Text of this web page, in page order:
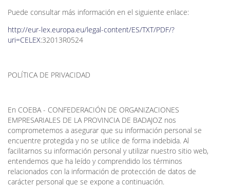
Puede consultar más información en el siguiente enlace:
http://eur-lex.europa.eu/legal-content/ES/TXT/PDF/?
uri=CELEX:32013R0524
POLÍTICA DE PRIVACIDAD
En COEBA - CONFEDERACIÓN DE ORGANIZACIONES
EMPRESARIALES DE LA PROVINCIA DE BADAJOZ nos
comprometemos a asegurar que su información personal se
encuentre protegida y no se utilice de forma indebida. Al
facilitarnos su información personal y utilizar nuestro sitio web,
entendemos que ha leído y comprendido los términos
relacionados con la información de protección de datos de
carácter personal que se expone a continuación.